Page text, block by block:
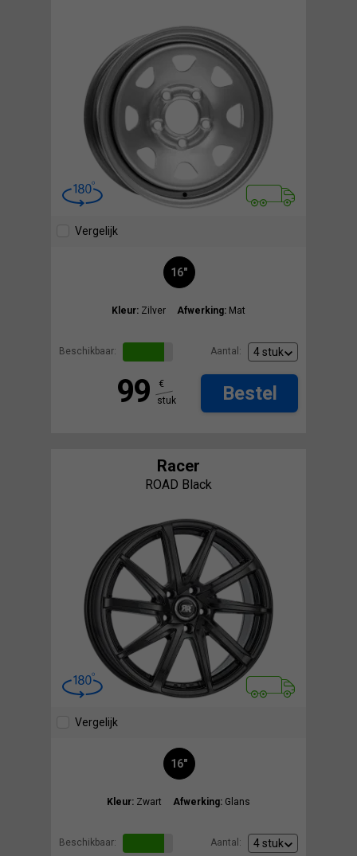
Vergelijk
16"
Kleur: Zilver Afwerking: Mat
Beschikbaar: Aantal:
99
€
stuk
Bestel
Racer
ROAD Black
Vergelijk
16"
Kleur: Zwart Afwerking: Glans
Beschikbaar: Aantal: